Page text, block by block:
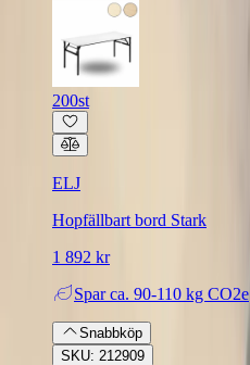
200st
ELJ
Hopfällbart bord Stark
1 892 kr
Spar ca. 90-110 kg CO2e
Snabbköp
SKU: 212909